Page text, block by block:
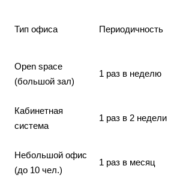
Тип офиса Периодичность
Open space
(большой зал)
1 раз в неделю
Кабинетная
система
1 раз в 2 недели
Небольшой офис
(до 10 чел.)
1 раз в месяц